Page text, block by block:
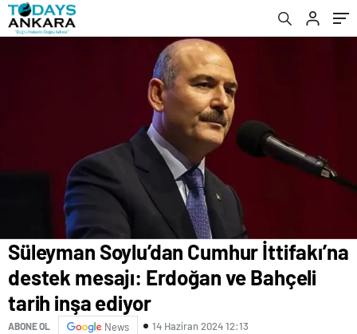
ediyor
Süleyman Soylu’dan Cumhur İttifakı’na
destek mesajı: Erdoğan ve Bahçeli
tarih inşa ediyor
ABONE OL News 14 Haziran 2024 12:13
uyardı